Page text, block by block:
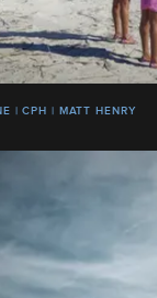
| CPH | MATT HENRY